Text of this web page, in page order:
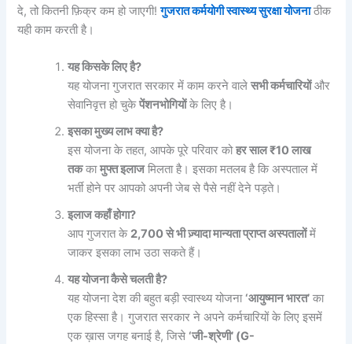
दे, तो कितनी फ़िक्र कम हो जाएगी!गुजरात कर्मयोगी स्वास्थ्य सुरक्षा योजनाठीक
यही काम करती है।
यह किसके लिए है?
यह योजना गुजरात सरकार में काम करने वालेसभी कर्मचारियोंऔर
सेवानिवृत्त हो चुकेपेंशनभोगियोंके लिए है।
इसका मुख्य लाभ क्या है?
इस योजना के तहत, आपके पूरे परिवार कोहर साल ₹10 लाख
तककामुफ्त इलाजमिलता है। इसका मतलब है कि अस्पताल में
भर्ती होने पर आपको अपनी जेब से पैसे नहीं देने पड़ते।
इलाज कहाँ होगा?
आप गुजरात के 2,700 से भी ज़्यादा मान्यता प्राप्त अस्पतालोंमें
जाकर इसका लाभ उठा सकते हैं।
यह योजना कैसे चलती है?
यह योजना देश की बहुत बड़ी स्वास्थ्य योजना ‘आयुष्मान भारत’ का
एक हिस्सा है। गुजरात सरकार ने अपने कर्मचारियों के लिए इसमें
एक ख़ास जगह बनाई है, जिसे ‘जी-श्रेणी’ (G-